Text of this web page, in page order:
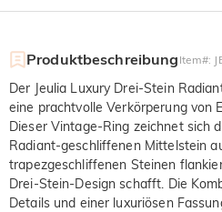
Produktbeschreibung Item#:
Der Jeulia Luxury Drei-Stein
eine prachtvolle Verkörperung von
Dieser Vintage-Ring zeichnet sich
Radiant-geschliffenen Mittelstein
trapezgeschliffenen Steinen
Drei-Stein-Design schafft. Die
Details und einer luxuriösen